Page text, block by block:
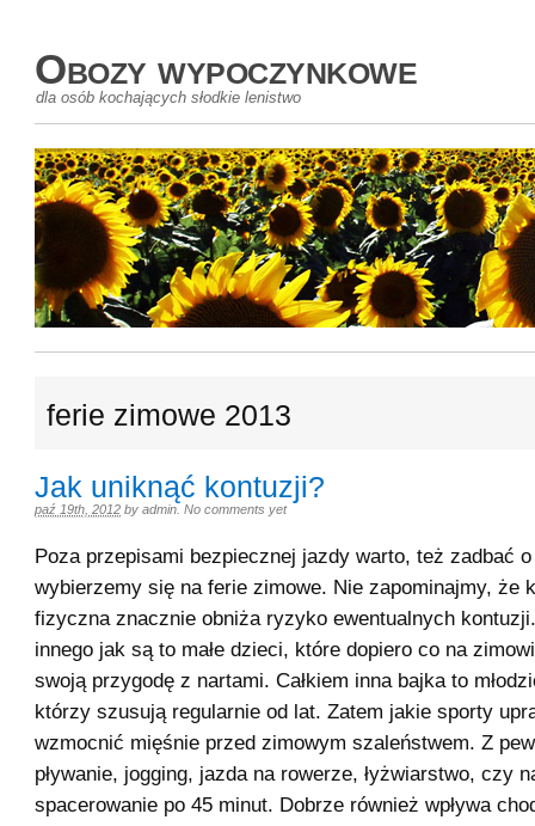
Obozy wypoczynkowe
dla osób kochających słodkie lenistwo
ferie zimowe 2013
Jak uniknąć kontuzji?
paź 19th, 2012 by admin No comments yet
Poza przepisami bezpiecznej jazdy warto, też zadbać
wybierzemy się na ferie zimowe. Nie zapominajmy, że
fizyczna znacznie obniża ryzyko ewentualnych
innego jak są to małe dzieci, które dopiero co na
swoją przygodę z nartami. Całkiem inna bajka to
którzy szusują regularnie od lat. Zatem jakie sporty
wzmocnić mięśnie przed zimowym szaleństwem. Z
pływanie, jogging, jazda na rowerze, łyżwiarstwo, czy
spacerowanie po 45 minut. Dobrze również wpływa